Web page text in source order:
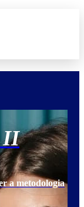
II
a metodologia